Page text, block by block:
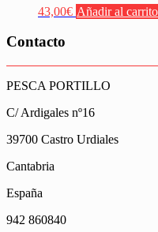
43,00€ Añadir al carrito
Contacto
PESCA PORTILLO
C/ Ardigales nº16
39700 Castro Urdiales
Cantabria
España
942 860840